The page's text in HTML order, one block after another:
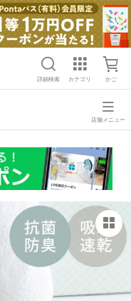
詳細検索 カテゴリ かご
店舗メニュー